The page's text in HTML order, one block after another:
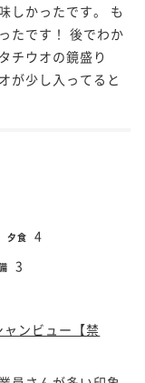
しかったです。 も
たです！ 後でわか
チウオの鏡盛り
が少し入ってると
夕食 4
3
ンビュー【禁